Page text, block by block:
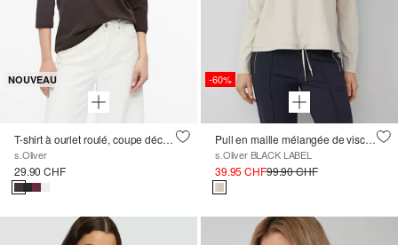
NOUVEAU
T-shirt à ourlet roulé, coupe décontractée
s.Oliver
29.90 CHF
-60%
Pull en maille mélangée de viscose avec col rond et cordon de serrage
s.Oliver BLACK LABEL
39.95 CHF99.90 CHF